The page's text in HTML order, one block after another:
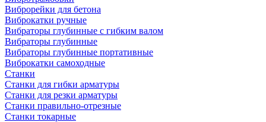
Виброрейки для бетона
Виброкатки ручные
Вибраторы глубинные с гибким валом
Вибраторы глубинные
Вибраторы глубинные портативные
Виброкатки самоходные
Станки
Станки для гибки арматуры
Станки для резки арматуры
Станки правильно-отрезные
Станки токарные